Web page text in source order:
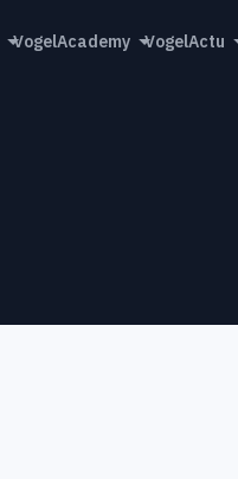
VogelAcademy VogelActu